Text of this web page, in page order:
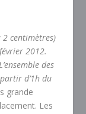
2 centimètres)
2012.
des
d’1h du
grande
Les